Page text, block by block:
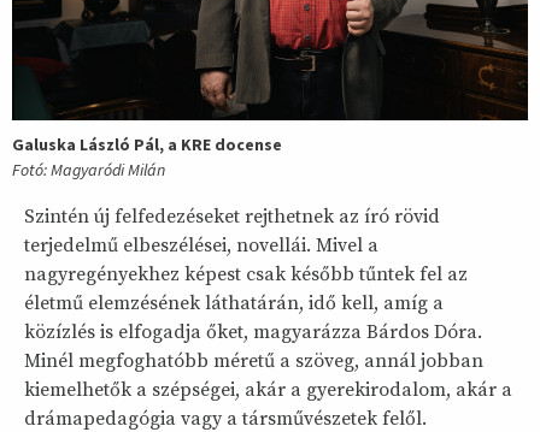
Galuska László Pál, a KRE docense
Fotó: Magyaródi Milán
Szintén új felfedezéseket rejthetnek az író rövid
terjedelmű elbeszélései, novellái. Mivel a
nagyregényekhez képest csak később tűntek fel az
életmű elemzésének láthatárán, idő kell, amíg a
közízlés is elfogadja őket, magyarázza Bárdos Dóra.
Minél megfoghatóbb méretű a szöveg, annál jobban
kiemelhetők a szépségei, akár a gyerekirodalom, akár a
drámapedagógia vagy a társművészetek felől.